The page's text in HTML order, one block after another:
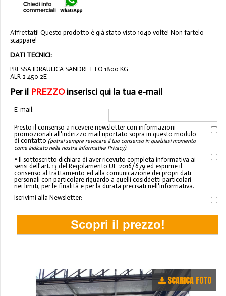
Affrettati! Questo prodotto è già stato visto 1040 volte! Non fartelo
scappare!
DATI TECNICI:
PRESSA IDRAULICA SANDRETTO 1800 KG
ALR 2 450 2E
Per il PREZZOinserisci qui la tua e-mail
E-mail:
Presto il consenso a ricevere newsletter con informazioni
promozionali all'indirizzo mail riportato sopra in questo modulo
di contatto (potrai sempre revocare il tuo consenso in qualsiasi momento
come indicato nella nostra informativa Privacy):
* Il sottoscritto dichiara di aver ricevuto completa informativa ai
sensi dell'art. 13 del Regolamento UE 2016/679 ed esprime il
consenso al trattamento ed alla comunicazione dei propri dati
personali con particolare riguardo a quelli cosiddetti particolari
nei limiti, per le finalità e per la durata precisati nell'informativa.
Iscrivimi alla Newsletter:
SCARICA FOTO